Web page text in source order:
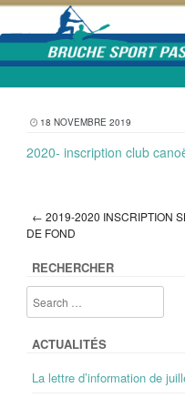
18 NOVEMBRE 2019
2020- inscription club
Post
← 2019-2020 INSCRIPTION
DE FOND
RECHERCHER
ACTUALITÉS
La lettre d’information de